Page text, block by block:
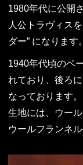
1980年代に公開
人公トラヴィス
ダー” になります。
1940年代頃のベ
れており、後ろ
なっております。
生地には、ウー
ウールフランネ